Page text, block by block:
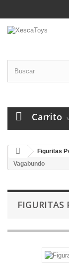
Carrito
Figuritas
Vagabundo
FIGURITAS